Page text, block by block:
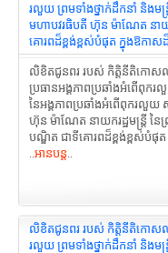
រលួយ ព្រមទាំងថ្នាក់ដឹកនាំ និងម
មហាបវរធិបតី ហ៊ុន ម៉ាណែត នាយក
គោរពដ៏ខ្ពង់ខ្ពស់បំផុត ក្នុងឱកា
លិខិតជូនពរ របស់ កិត្តិនីតិកោស
ប្រធានអង្គភាពប្រឆាំងអំពើពុករលួ
នៃអង្គភាពប្រឆាំងអំពើពុករលួ
ហ៊ុន ម៉ាណែត នាយករដ្ឋមន្ត្រី នៃ
បណ្ឌិត ជាទីគោរពដ៏ខ្ពង់ខ្ពស់បំផុ
..អានបន្ត..
លិខិតជូនពរ របស់ កិត្តិនីតិកោសល
រលួយ ព្រមទាំងថ្នាក់ដឹកនាំ និងម